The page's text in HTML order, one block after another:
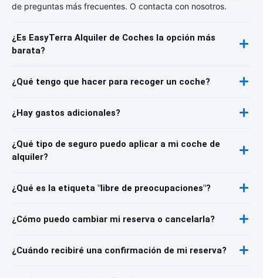
de preguntas más frecuentes. O contacta con nosotros.
¿Es EasyTerra Alquiler de Coches la opción más
barata?
¿Qué tengo que hacer para recoger un coche?
¿Hay gastos adicionales?
¿Qué tipo de seguro puedo aplicar a mi coche de
alquiler?
¿Qué es la etiqueta "libre de preocupaciones"?
¿Cómo puedo cambiar mi reserva o cancelarla?
¿Cuándo recibiré una confirmación de mi reserva?